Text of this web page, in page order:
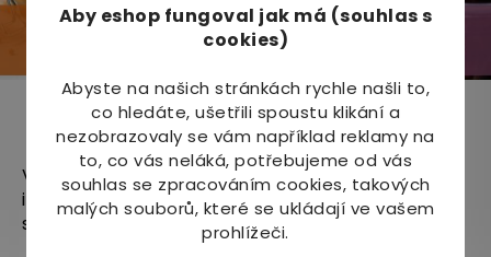
Aby eshop fungoval jak má (souhlas s
cookies)
Abyste na našich stránkách rychle našli to,
co hledáte, ušetřili spoustu klikání a
nezobrazovaly se vám například reklamy na
to, co vás neláká, potřebujeme od vás
souhlas se zpracováním cookies, takových
malých souborů, které se ukládají ve vašem
prohlížeči.
Odebírat newsletter
Vložte svůj e-mail a my vám budeme zasílat
informace o nových produktech na našem e-
shopu.